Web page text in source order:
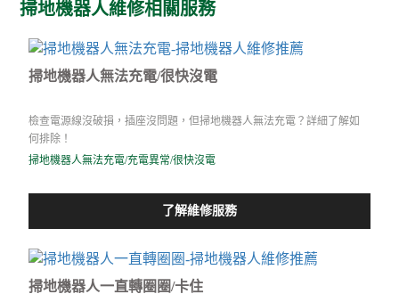
掃地機器人維修相關服務
掃地機器人無法充電/很快沒電
檢查電源線沒破損，插座沒問題，但掃地機器人無法充電？詳細了解如
何排除！
掃地機器人無法充電/充電異常/很快沒電
了解維修服務
掃地機器人一直轉圈圈/卡住